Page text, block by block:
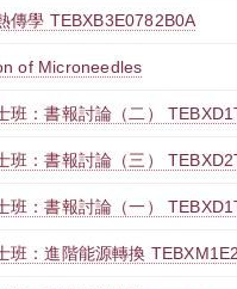
傳學 TEBXB3E0782B0A
of Microneedles
班：書報討論（二）
班：書報討論（三）
班：書報討論（一）
班：進階能源轉換